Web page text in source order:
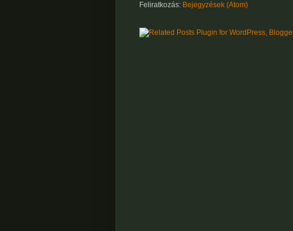
Feliratkozás: Bejegyzések (Atom)